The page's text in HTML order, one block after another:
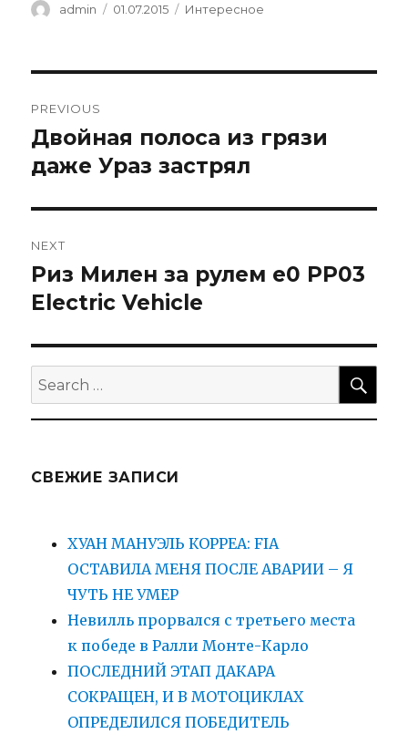
Author
admin
Posted
01.07.2015 Categories
Интересное
по
записям
PREVIOUS
Previous
post:
Двойная полоса из грязи
даже Ураз застрял
NEXT
Next
post:
Риз Милен за рулем e0 PP03
Electric Vehicle
Search
for:
СВЕЖИЕ ЗАПИСИ
ХУАН МАНУЭЛЬ КОРРЕА: FIA
ОСТАВИЛА МЕНЯ ПОСЛЕ АВАРИИ – Я
ЧУТЬ НЕ УМЕР
Невилль прорвался с третьего места
к победе в Ралли Монте-Карло
ПОСЛЕДНИЙ ЭТАП ДАКАРА
СОКРАЩЕН, И В МОТОЦИКЛАХ
ОПРЕДЕЛИЛСЯ ПОБЕДИТЕЛЬ